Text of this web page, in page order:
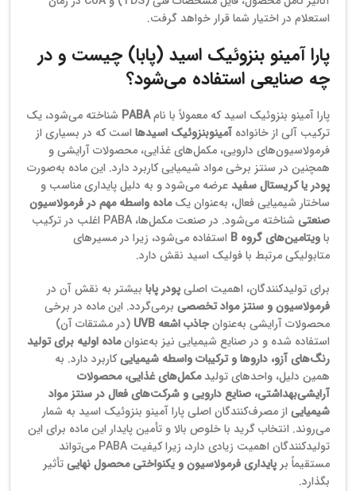
استعلام در اختیار شما قرار خواهد گرفت.
پارا آمینو بنزوئیک اسید (پابا) چیست و در
چه صنایعی استفاده می‌شود؟
پارا آمینو بنزوئیک اسید که معمولاً با نامPABA شناخته می‌شود، یک
ترکیب آلی از خانواده آمینوبنزوئیک اسیدها است که در بسیاری از
فرمولاسیون‌های دارویی، مکمل‌های غذایی، محصولات آرایشی و
همچنین در سنتز برخی مواد شیمیایی کاربرد دارد. این ماده به‌صورت
پودر یا کریستال سفیدعرضه می‌شود و به دلیل پایداری مناسب و
ساختار شیمیایی فعال، به‌عنوان یکماده واسطه مهم در فرمولاسیون
صنعتی
شناخته می‌شود. در صنعت مکمل‌ها، PABA اغلب در ترکیب
باویتامین‌های گروه B
استفاده می‌شود، زیرا در مسیرهای
متابولیکی مرتبط با فولیک اسید نقش دارد.
برای تولیدکنندگان، اهمیت اصلیپودر پابا بیشتر به نقش آن در
فرمولاسیون و سنتز مواد تخصصی برمی‌گردد. این ماده در برخی
محصولات آرایشی به‌عنوانجاذب اشعه UVB
(در مشتقات آن)
استفاده شده و در صنایع شیمیایی نیز به‌عنوانماده اولیه برای تولید
رنگ‌های آزو، داروها و ترکیبات واسطه شیمیاییکاربرد دارد. به
همین دلیل، واحدهای تولیدمکمل‌های غذایی، محصولات
آرایشی‌بهداشتی، صنایع دارویی و شرکت‌های فعال در سنتز مواد
شیمیایی از مصرف‌کنندگان اصلی پارا آمینو بنزوئیک اسید به شمار
می‌روند. انتخاب گرید با خلوص بالا و تأمین پایدار این ماده برای این
تولیدکنندگان اهمیت زیادی دارد، زیرا کیفیت PABA می‌تواند
مستقیماً بر پایداری فرمولاسیون و یکنواختی محصول نهاییتأثیر
بگذارد.